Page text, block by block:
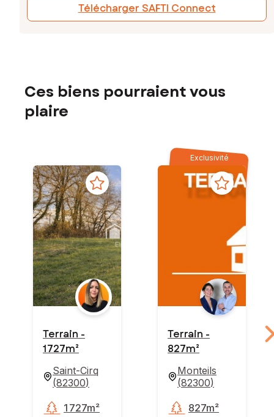
Télécharger SAFTI Connect
Ces biens pourraient vous
plaire
Terrain -
1 727m²
Saint-Cirq
(82300)
1 727m²
Exclusivité
Terrain -
827m²
Monteils
(82300)
827m²